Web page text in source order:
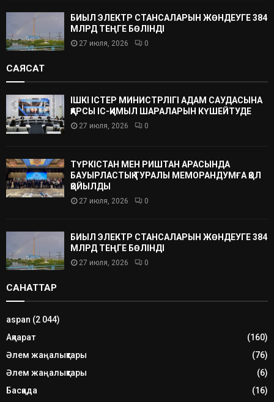
БИЫЛ ЭЛЕКТР СТАНСАЛАРЫН ЖӨНДЕУГЕ 384
МЛРД ТЕҢГЕ БӨЛІНДІ
27 июля, 2026 0
САЯСАТ
ІШКІ ІСТЕР МИНИСТРЛІГІ АДАМ САУДАСЫНА
ҚАРСЫ ІС-ҚИМЫЛ ШАРАЛАРЫН КҮШЕЙТУДЕ
27 июля, 2026 0
ТҮРКІСТАН МЕН РИШТАН АРАСЫНДА
БАУЫРЛАСТЫҚ ТУРАЛЫ МЕМОРАНДУМҒА ҚОЛ
ҚОЙЫЛДЫ
27 июля, 2026 0
БИЫЛ ЭЛЕКТР СТАНСАЛАРЫН ЖӨНДЕУГЕ 384
МЛРД ТЕҢГЕ БӨЛІНДІ
27 июля, 2026 0
САНАТТАР
aspan (2 044)
Ақпарат
(160)
Әлем жаңалықтары
(76)
Әлем жаңалықтары
(6)
Басқада
(16)